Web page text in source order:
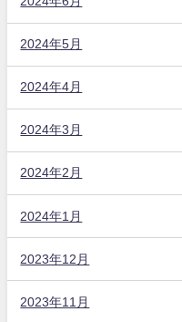
2024年5月
2024年4月
2024年3月
2024年2月
2024年1月
2023年12月
2023年11月